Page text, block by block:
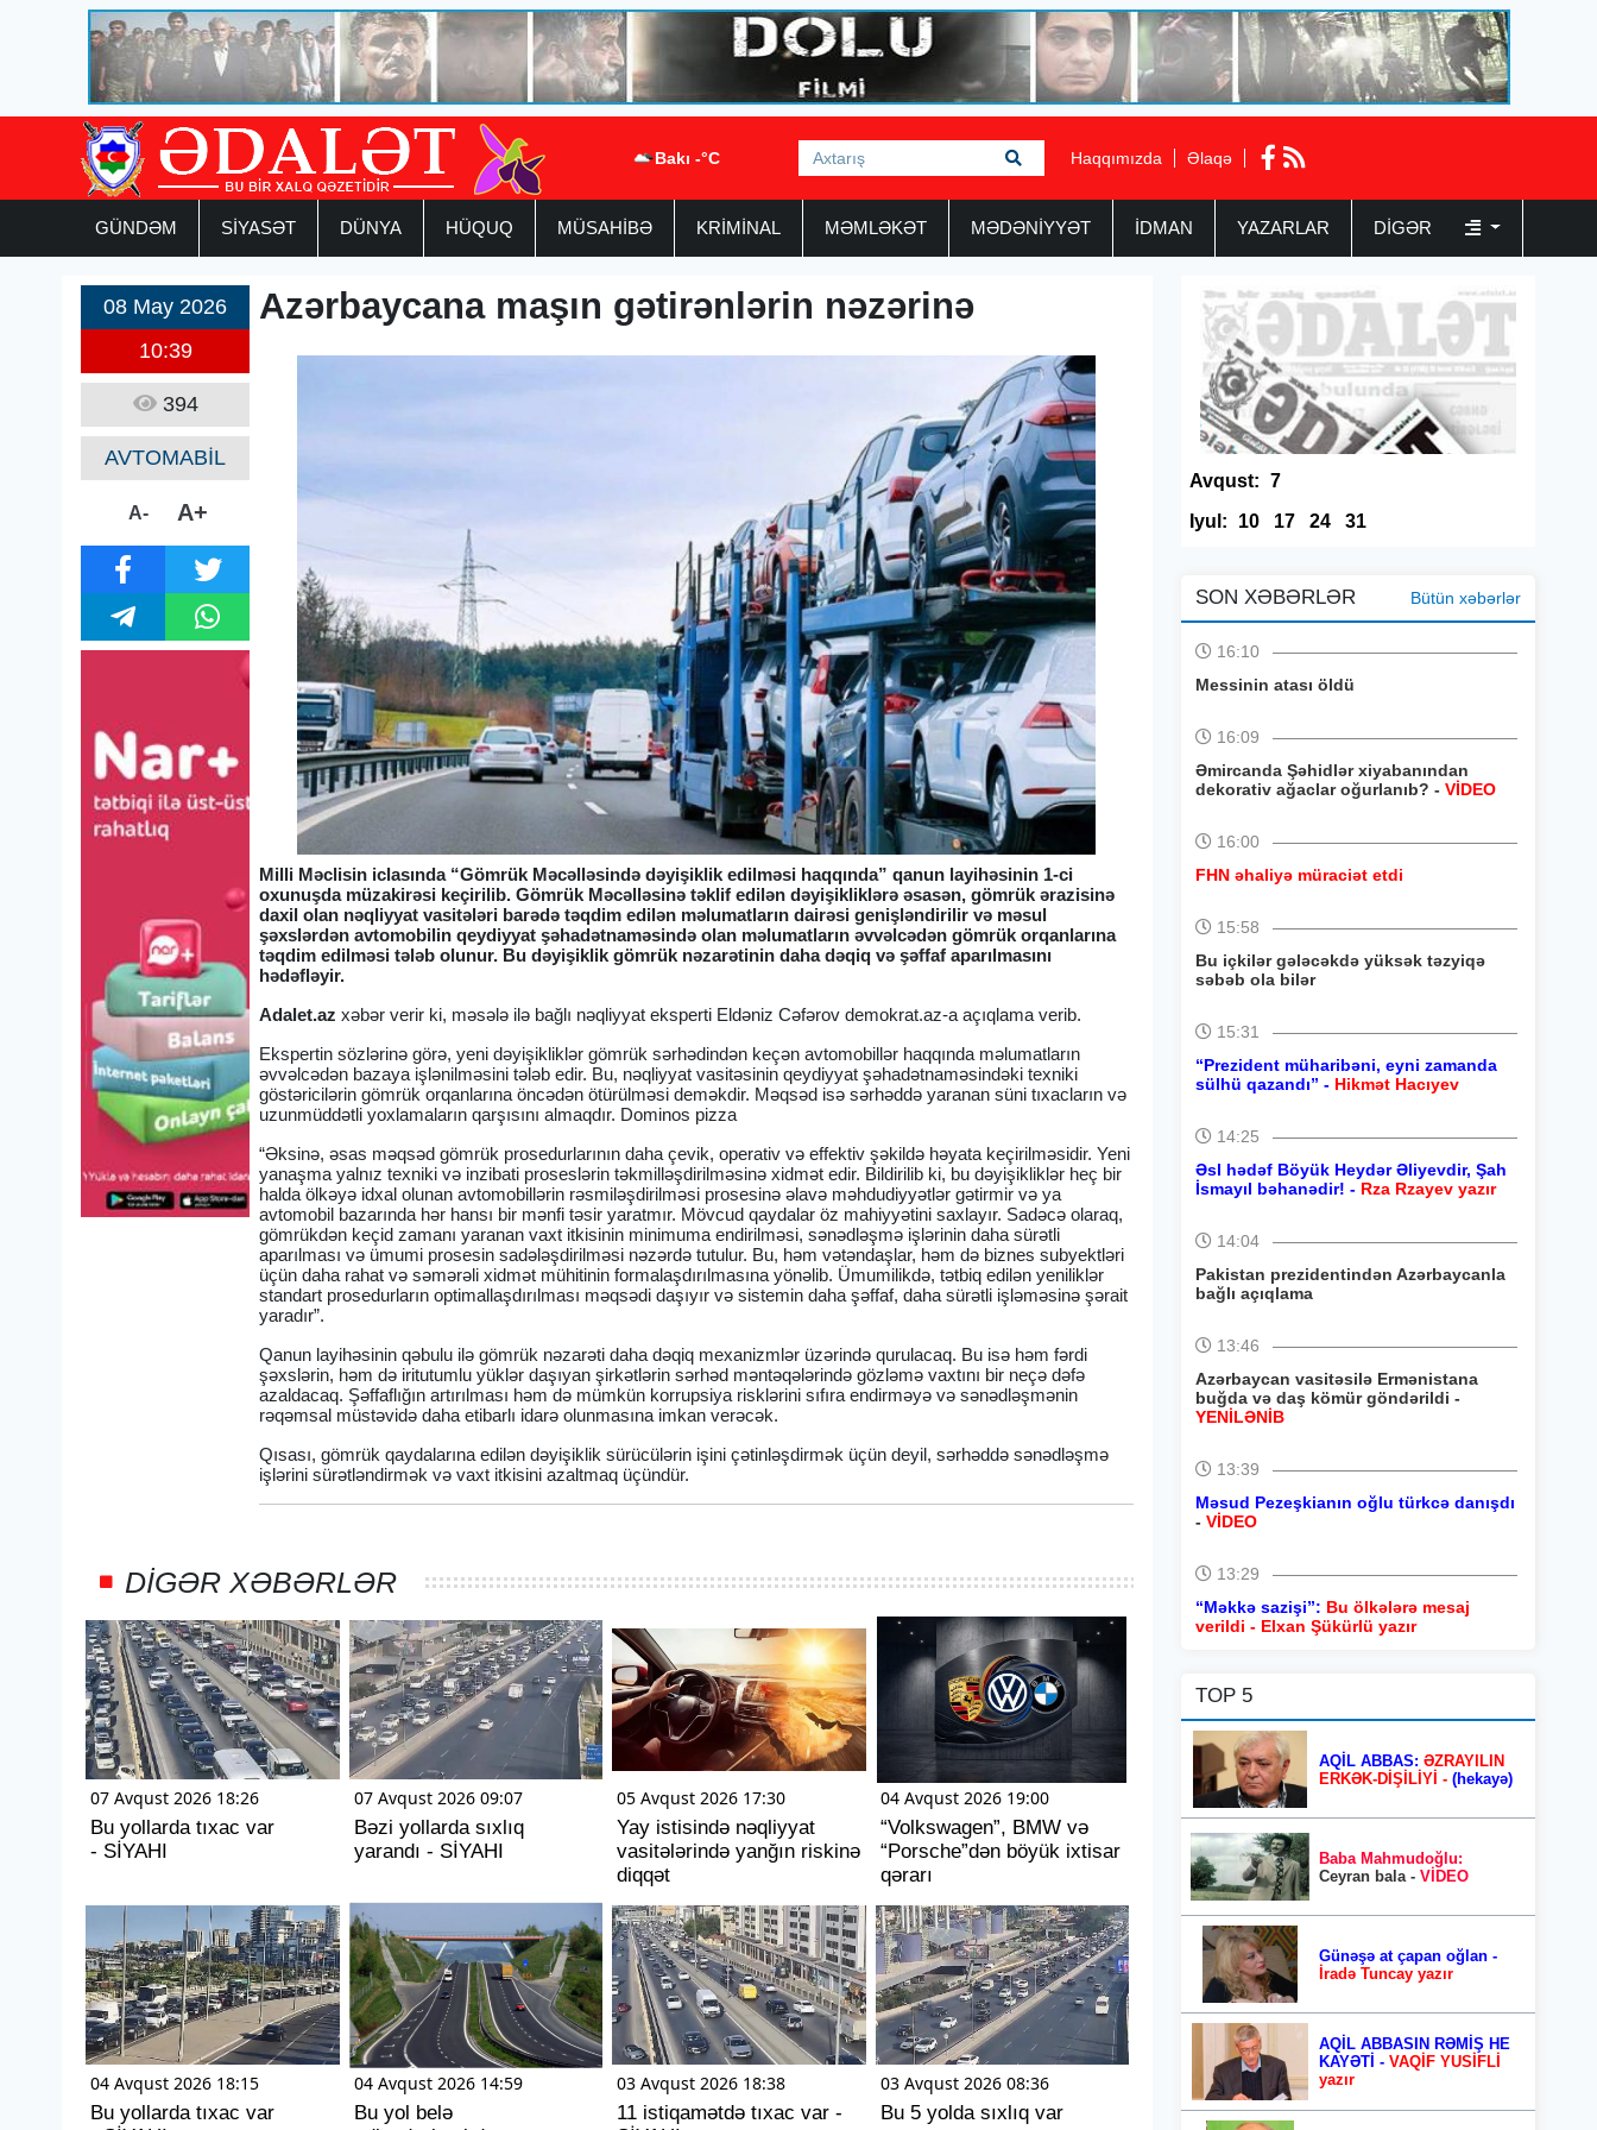
Bakı -°C Haqqımızda Əlaqə
GÜNDƏM SİYASƏT DÜNYA HÜQUQ MÜSAHİBƏ KRİMİNAL MƏMLƏKƏT MƏDƏNİYYƏT İDMAN YAZARLAR DIGƏR
08 May 2026
10:39
394
AVTOMABİL
A- A+
Azərbaycana maşın gətirənlərin nəzərinə
Milli Məclisin iclasında “Gömrük Məcəlləsində dəyişiklik edilməsi haqqında” qanun layihəsinin 1-ci
oxunuşda müzakirəsi keçirilib. Gömrük Məcəlləsinə təklif edilən dəyişikliklərə əsasən, gömrük ərazisinə
daxil olan nəqliyyat vasitələri barədə təqdim edilən məlumatların dairəsi genişləndirilir və məsul
şəxslərdən avtomobilin qeydiyyat şəhadətnaməsində olan məlumatların əvvəlcədən gömrük orqanlarına
təqdim edilməsi tələb olunur. Bu dəyişiklik gömrük nəzarətinin daha dəqiq və şəffaf aparılmasını
hədəfləyir.
Adalet.azxəbər verir ki, məsələ ilə bağlı nəqliyyat eksperti Eldəniz Cəfərov demokrat.az-a açıqlama verib.
Ekspertin sözlərinə görə, yeni dəyişikliklər gömrük sərhədindən keçən avtomobillər haqqında məlumatların
əvvəlcədən bazaya işlənilməsini tələb edir. Bu, nəqliyyat vasitəsinin qeydiyyat şəhadətnaməsindəki texniki
göstəricilərin gömrük orqanlarına öncədən ötürülməsi deməkdir. Məqsəd isə sərhəddə yaranan süni tıxacların və
uzunmüddətli yoxlamaların qarşısını almaqdır. Dominos pizza
“Əksinə, əsas məqsəd gömrük prosedurlarının daha çevik, operativ və effektiv şəkildə həyata keçirilməsidir. Yeni
yanaşma yalnız texniki və inzibati proseslərin təkmilləşdirilməsinə xidmət edir. Bildirilib ki, bu dəyişikliklər heç bir
halda ölkəyə idxal olunan avtomobillərin rəsmiləşdirilməsi prosesinə əlavə məhdudiyyətlər gətirmir və ya
avtomobil bazarında hər hansı bir mənfi təsir yaratmır. Mövcud qaydalar öz mahiyyətini saxlayır. Sadəcə olaraq,
gömrükdən keçid zamanı yaranan vaxt itkisinin minimuma endirilməsi, sənədləşmə işlərinin daha sürətli
aparılması və ümumi prosesin sadələşdirilməsi nəzərdə tutulur. Bu, həm vətəndaşlar, həm də biznes subyektləri
üçün daha rahat və səmərəli xidmət mühitinin formalaşdırılmasına yönəlib. Ümumilikdə, tətbiq edilən yeniliklər
standart prosedurların optimallaşdırılması məqsədi daşıyır və sistemin daha şəffaf, daha sürətli işləməsinə şərait
yaradır”.
Qanun layihəsinin qəbulu ilə gömrük nəzarəti daha dəqiq mexanizmlər üzərində qurulacaq. Bu isə həm fərdi
şəxslərin, həm də iritutumlu yüklər daşıyan şirkətlərin sərhəd məntəqələrində gözləmə vaxtını bir neçə dəfə
azaldacaq. Şəffaflığın artırılması həm də mümkün korrupsiya risklərini sıfıra endirməyə və sənədləşmənin
rəqəmsal müstəvidə daha etibarlı idarə olunmasına imkan verəcək.
Qısası, gömrük qaydalarına edilən dəyişiklik sürücülərin işini çətinləşdirmək üçün deyil, sərhəddə sənədləşmə
işlərini sürətləndirmək və vaxt itkisini azaltmaq üçündür.
DIGƏR XƏBƏRLƏR
07 Avqust 2026 18:26
Bu yollarda tıxac var
- SİYAHI
07 Avqust 2026 09:07
Bəzi yollarda sıxlıq
yarandı - SİYAHI
05 Avqust 2026 17:30
Yay istisində nəqliyyat
vasitələrində yanğın riskinə
diqqət
04 Avqust 2026 19:00
“Volkswagen”, BMW və
“Porsche”dən böyük ixtisar
qərarı
04 Avqust 2026 18:15
Bu yollarda tıxac var
04 Avqust 2026 14:59
Bu yol belə
03 Avqust 2026 18:38
11 istiqamətdə tıxac var -
03 Avqust 2026 08:36
Bu 5 yolda sıxlıq var
Avqust: 7
Iyul:
10 17 24 31
SON XƏBƏRLƏR Bütün xəbərlər
16:10
Messinin atası öldü
16:09
Əmircanda Şəhidlər xiyabanından
dekorativ ağaclar oğurlanıb? - VİDEO
16:00
FHN əhaliyə müraciət etdi
15:58
Bu içkilər gələcəkdə yüksək təzyiqə
səbəb ola bilər
15:31
“Prezident müharibəni, eyni zamanda
sülhü qazandı” - Hikmət Hacıyev
14:25
Əsl hədəf Böyük Heydər Əliyevdir, Şah
İsmayıl bəhanədir! - Rza Rzayev yazır
14:04
Pakistan prezidentindən Azərbaycanla
bağlı açıqlama
13:46
Azərbaycan vasitəsilə Ermənistana
buğda və daş kömür göndərildi -
YENİLƏNİB
13:39
Məsud Pezeşkianın oğlu türkcə danışdı
- VİDEO
13:29
“Məkkə sazişi”: Bu ölkələrə mesaj
verildi - Elxan Şükürlü yazır
TOP 5
AQİL ABBAS: ƏZRAYILIN
ERKƏK-DİŞİLİYİ - (hekayə)
Baba Mahmudoğlu:
Ceyran bala - VİDEO
Günəşə at çapan oğlan -
İradə Tuncay yazır
AQİL ABBASIN RƏMİŞ HE
KAYƏTİ - VAQİF YUSİFLİ
yazır